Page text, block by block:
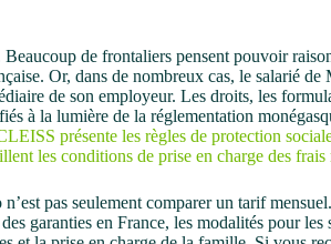
de frontaliers pensent pouvoir
Or, dans de nombreux cas, le salarié de
de son employeur. Les droits, les
à la lumière de la réglementation
présente les règles de protection
les conditions de prise en charge des
pas seulement comparer un tarif
garanties en France, les modalités pour les